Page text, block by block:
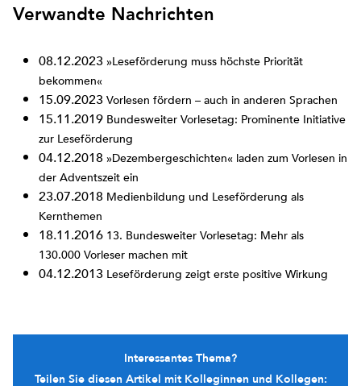
Verwandte Nachrichten
08.12.2023»Leseförderung muss höchste Priorität
bekommen«
15.09.2023Vorlesen fördern – auch in anderen Sprachen
15.11.2019 Bundesweiter Vorlesetag: Prominente Initiative
zur Leseförderung
04.12.2018 »Dezembergeschichten« laden zum Vorlesen in
der Adventszeit ein
23.07.2018 Medienbildung und Leseförderung als
Kernthemen
18.11.2016 13. Bundesweiter Vorlesetag: Mehr als
130.000 Vorleser machen mit
04.12.2013 Leseförderung zeigt erste positive Wirkung
Interessantes Thema?
Teilen Sie diesen Artikel mit Kolleginnen und Kollegen: